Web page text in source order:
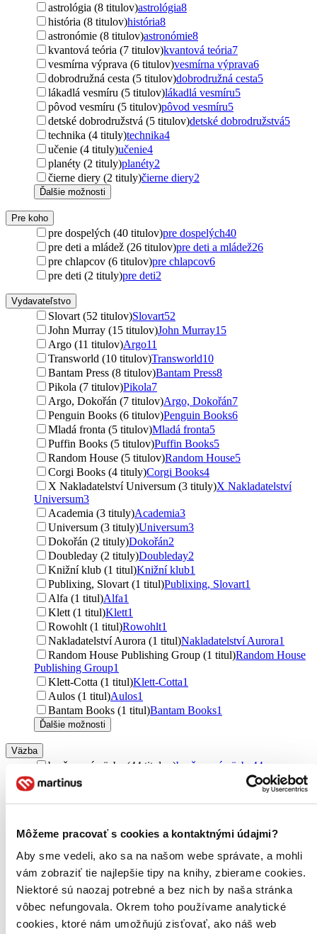
Môžeme pracovať s cookies a kontaktnými údajmi?
Aby sme vedeli, ako sa na našom webe správate, a mohli
vám zobraziť tie najlepšie tipy na knihy, zbierame cookies.
Niektoré sú naozaj potrebné a bez nich by naša stránka
vôbec nefungovala. Okrem toho používame analytické
cookies, ktoré nám umožňujú zisťovať, ako náš web
astrológia (8 titulov)astrológia8
história (8 titulov)história8
astronómie (8 titulov)astronómie8
kvantová teória (7 titulov)kvantová teória7
vesmírna výprava (6 titulov)vesmírna výprava6
dobrodružná cesta (5 titulov)dobrodružná cesta5
lákadlá vesmíru (5 titulov)lákadlá vesmíru5
pôvod vesmíru (5 titulov)pôvod vesmíru5
detské dobrodružstvá (5 titulov)detské dobrodružstvá5
technika (4 tituly)technika4
učenie (4 tituly)učenie4
planéty (2 tituly)planéty2
čierne diery (2 tituly)čierne diery2
Ďalšie možnosti
Pre koho
pre dospelých (40 titulov)pre dospelých40
pre deti a mládež (26 titulov)pre deti a mládež26
pre chlapcov (6 titulov)pre chlapcov6
pre deti (2 tituly)pre deti2
Vydavateľstvo
Slovart (52 titulov)Slovart52
John Murray (15 titulov)John Murray15
Argo (11 titulov)Argo11
Transworld (10 titulov)Transworld10
Bantam Press (8 titulov)Bantam Press8
Pikola (7 titulov)Pikola7
Argo, Dokořán (7 titulov)Argo, Dokořán7
Penguin Books (6 titulov)Penguin Books6
Mladá fronta (5 titulov)Mladá fronta5
Puffin Books (5 titulov)Puffin Books5
Random House (5 titulov)Random House5
Corgi Books (4 tituly)Corgi Books4
X Nakladatelství Universum (3 tituly)X Nakladatelství
Universum3
Academia (3 tituly)Academia3
Universum (3 tituly)Universum3
Dokořán (2 tituly)Dokořán2
Doubleday (2 tituly)Doubleday2
Knižní klub (1 titul)Knižní klub1
Publixing, Slovart (1 titul)Publixing, Slovart1
Alfa (1 titul)Alfa1
Klett (1 titul)Klett1
Rowohlt (1 titul)Rowohlt1
Nakladatelství Aurora (1 titul)Nakladatelství Aurora1
Random House Publishing Group (1 titul)Random House
Publishing Group1
Klett-Cotta (1 titul)Klett-Cotta1
Aulos (1 titul)Aulos1
Bantam Books (1 titul)Bantam Books1
Ďalšie možnosti
Väzba
brožovaná väzba (44 titulov)brožovaná väzba
44
pevná väzba s prebalom (43 titulov)
pevná väzba s
pevná väzba (42 titulov)pevná väzba42
špirálová väzba (1 titul)špirálová väzba1
Formát
E-kniha: EPUB (16 titulov)E-kniha: EPUB16
E-kniha: PDF (14 titulov)E-kniha: PDF14
E-kniha: MOBI (10 titulov)
E-kniha: MOBI
10